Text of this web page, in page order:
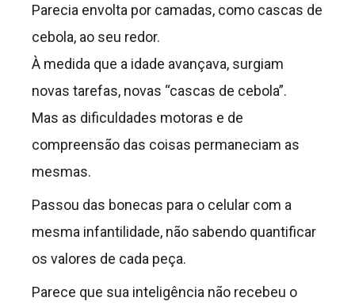
Parecia envolta por camadas, como cascas de
cebola, ao seu redor.
À medida que a idade avançava, surgiam
novas tarefas, novas “cascas de cebola”.
Mas as dificuldades motoras e de
compreensão das coisas permaneciam as
mesmas.
Passou das bonecas para o celular com a
mesma infantilidade, não sabendo quantificar
os valores de cada peça.
Parece que sua inteligência não recebeu o